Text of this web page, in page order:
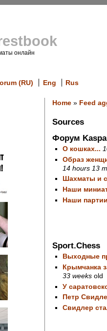
онлайн
(RU) Eng Rus
Home» Feed
Sources
Форум
О кошках...
Образ
14 hours 13
Шахматы и
Наши
Наши партии
Sport.Chess
Выходные
Крымчанка
33 weeks old
У
Петр
Свидлер